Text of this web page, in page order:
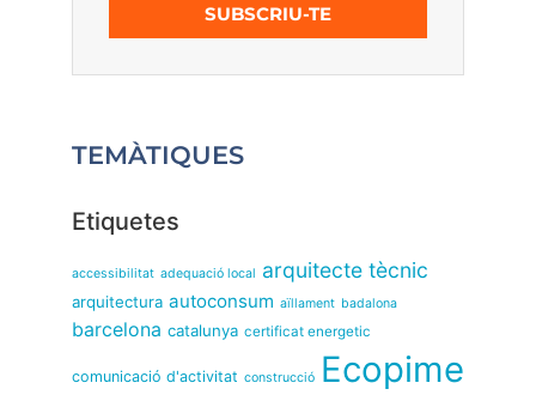
SUBSCRIU-TE
TEMÀTIQUES
Etiquetes
accessibilitat adequació local arquitecte tècnic
arquitectura autoconsum aïllament badalona
barcelona catalunya certificat energetic
comunicació d'activitat construcció Ecopime